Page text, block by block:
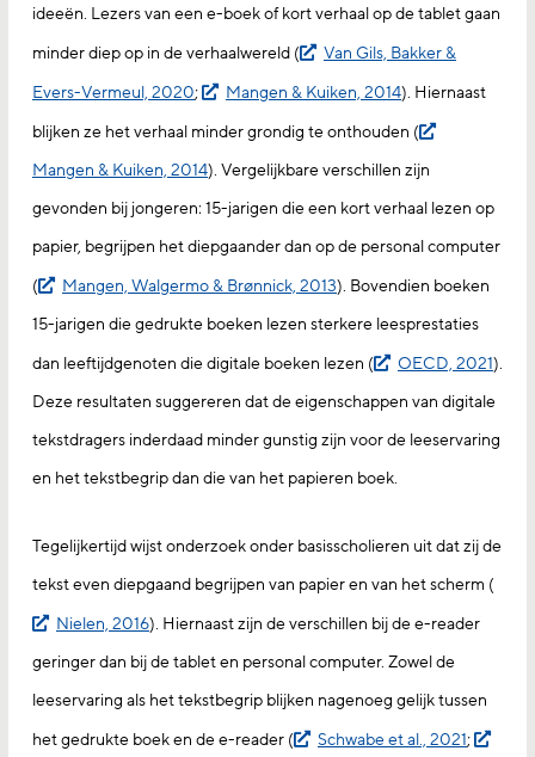
ideeën. Lezers van een e-boek of kort verhaal op de tablet gaan
minder diep op in de verhaalwereld (
Van Gils, Bakker &
Evers-Vermeul, 2020; Mangen & Kuiken, 2014). Hiernaast
blijken ze het verhaal minder grondig te onthouden (
Mangen & Kuiken, 2014). Vergelijkbare verschillen zijn
gevonden bij jongeren: 15-jarigen die een kort verhaal lezen op
papier, begrijpen het diepgaander dan op de personal computer
(
Mangen, Walgermo & Brønnick, 2013). Bovendien boeken
15-jarigen die gedrukte boeken lezen sterkere leesprestaties
dan leeftijdgenoten die digitale boeken lezen (
OECD, 2021).
Deze resultaten suggereren dat de eigenschappen van digitale
tekstdragers inderdaad minder gunstig zijn voor de leeservaring
en het tekstbegrip dan die van het papieren boek.
Tegelijkertijd wijst onderzoek onder basisscholieren uit dat zij de
tekst even diepgaand begrijpen van papier en van het scherm (
Nielen, 2016). Hiernaast zijn de verschillen bij de e-reader
geringer dan bij de tablet en personal computer. Zowel de
leeservaring als het tekstbegrip blijken nagenoeg gelijk tussen
het gedrukte boek en de e-reader (
Schwabe et al., 2021;